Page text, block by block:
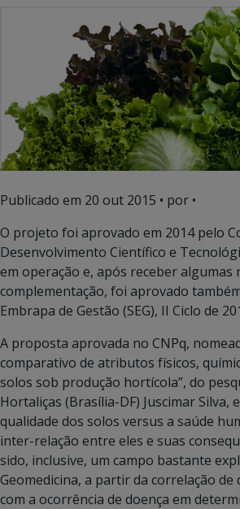
Publicado em 20 out 2015 • por •
O projeto foi aprovado em 2014 pelo
Desenvolvimento Científico e
em operação e, após receber algumas
complementação, foi aprovado
Embrapa de Gestão (SEG), II Ciclo de
A proposta aprovada no CNPq,
comparativo de atributos físicos,
solos sob produção hortícola”, do
Hortaliças (Brasília-DF) Juscimar Silva,
qualidade dos solos versus a saúde
inter-relação entre eles e suas
sido, inclusive, um campo bastante
Geomedicina, a partir da correlação de
com a ocorrência de doença em